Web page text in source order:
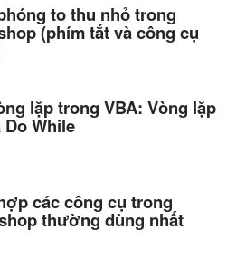
to thu nhỏ trong
(phím tắt và công cụ
lặp trong VBA: Vòng lặp
Do While
các công cụ trong
thường dùng nhất